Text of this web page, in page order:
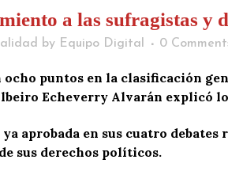
a las sufragistas y
by Equipo Digital 0
puntos en la clasificación
Echeverry Alvarán explicó
aprobada en sus cuatro
sus derechos políticos.